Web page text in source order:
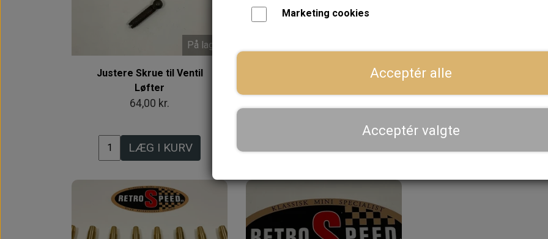
På lager
Justere Skrue til Ventil
Løfter
64,00 kr.
LÆG I KURV
Styr til Bolt til Hovedleje
Marketing cookies
Acceptér alle
Acceptér valgte